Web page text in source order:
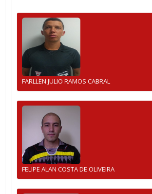
FARLLEN JULIO RAMOS CABRAL
FELIPE ALAN COSTA DE OLIVEIRA